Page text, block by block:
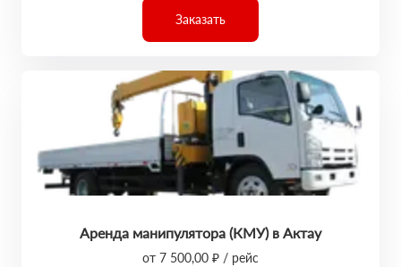
Заказать
Аренда манипулятора (КМУ) в Актау
от 7 500,00 ₽ / рейс